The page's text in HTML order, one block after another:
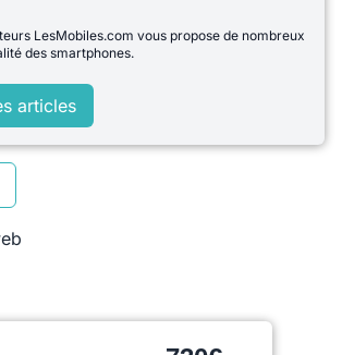
LesMobiles.com vous propose de nombreux
des smartphones.
articles